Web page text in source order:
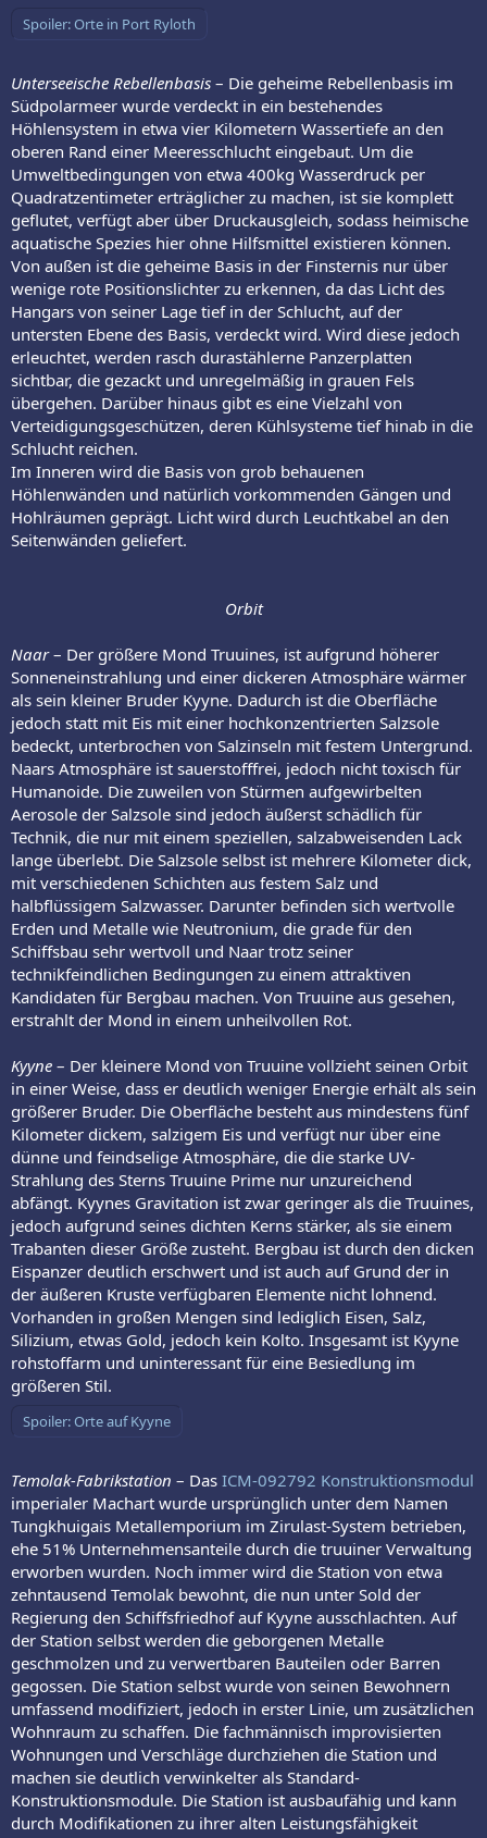
Spoiler:Orte in Port Ryloth
Unterseeische Rebellenbasis – Die geheime Rebellenbasis im
Südpolarmeer wurde verdeckt in ein bestehendes
Höhlensystem in etwa vier Kilometern Wassertiefe an den
oberen Rand einer Meeresschlucht eingebaut. Um die
Umweltbedingungen von etwa 400kg Wasserdruck per
Quadratzentimeter erträglicher zu machen, ist sie komplett
geflutet, verfügt aber über Druckausgleich, sodass heimische
aquatische Spezies hier ohne Hilfsmittel existieren können.
Von außen ist die geheime Basis in der Finsternis nur über
wenige rote Positionslichter zu erkennen, da das Licht des
Hangars von seiner Lage tief in der Schlucht, auf der
untersten Ebene des Basis, verdeckt wird. Wird diese jedoch
erleuchtet, werden rasch durastählerne Panzerplatten
sichtbar, die gezackt und unregelmäßig in grauen Fels
übergehen. Darüber hinaus gibt es eine Vielzahl von
Verteidigungsgeschützen, deren Kühlsysteme tief hinab in die
Schlucht reichen.
Im Inneren wird die Basis von grob behauenen
Höhlenwänden und natürlich vorkommenden Gängen und
Hohlräumen geprägt. Licht wird durch Leuchtkabel an den
Seitenwänden geliefert.
Orbit
Naar– Der größere Mond Truuines, ist aufgrund höherer
Sonneneinstrahlung und einer dickeren Atmosphäre wärmer
als sein kleiner Bruder Kyyne. Dadurch ist die Oberfläche
jedoch statt mit Eis mit einer hochkonzentrierten Salzsole
bedeckt, unterbrochen von Salzinseln mit festem Untergrund.
Naars Atmosphäre ist sauerstofffrei, jedoch nicht toxisch für
Humanoide. Die zuweilen von Stürmen aufgewirbelten
Aerosole der Salzsole sind jedoch äußerst schädlich für
Technik, die nur mit einem speziellen, salzabweisenden Lack
lange überlebt. Die Salzsole selbst ist mehrere Kilometer dick,
mit verschiedenen Schichten aus festem Salz und
halbflüssigem Salzwasser. Darunter befinden sich wertvolle
Erden und Metalle wie Neutronium, die grade für den
Schiffsbau sehr wertvoll und Naar trotz seiner
technikfeindlichen Bedingungen zu einem attraktiven
Kandidaten für Bergbau machen. Von Truuine aus gesehen,
erstrahlt der Mond in einem unheilvollen Rot.
Kyyne – Der kleinere Mond von Truuine vollzieht seinen Orbit
in einer Weise, dass er deutlich weniger Energie erhält als sein
größerer Bruder. Die Oberfläche besteht aus mindestens fünf
Kilometer dickem, salzigem Eis und verfügt nur über eine
dünne und feindselige Atmosphäre, die die starke UV-
Strahlung des Sterns Truuine Prime nur unzureichend
abfängt. Kyynes Gravitation ist zwar geringer als die Truuines,
jedoch aufgrund seines dichten Kerns stärker, als sie einem
Trabanten dieser Größe zusteht. Bergbau ist durch den dicken
Eispanzer deutlich erschwert und ist auch auf Grund der in
der äußeren Kruste verfügbaren Elemente nicht lohnend.
Vorhanden in großen Mengen sind lediglich Eisen, Salz,
Silizium, etwas Gold, jedoch kein Kolto. Insgesamt ist Kyyne
rohstoffarm und uninteressant für eine Besiedlung im
größeren Stil.
Spoiler:Orte auf Kyyne
Temolak-Fabrikstation – Das ICM-092792 Konstruktionsmodul
imperialer Machart wurde ursprünglich unter dem Namen
Tungkhuigais Metallemporium im Zirulast-System betrieben,
ehe 51% Unternehmensanteile durch die truuiner Verwaltung
erworben wurden. Noch immer wird die Station von etwa
zehntausend Temolak bewohnt, die nun unter Sold der
Regierung den Schiffsfriedhof auf Kyyne ausschlachten. Auf
der Station selbst werden die geborgenen Metalle
geschmolzen und zu verwertbaren Bauteilen oder Barren
gegossen. Die Station selbst wurde von seinen Bewohnern
umfassend modifiziert, jedoch in erster Linie, um zusätzlichen
Wohnraum zu schaffen. Die fachmännisch improvisierten
Wohnungen und Verschläge durchziehen die Station und
machen sie deutlich verwinkelter als Standard-
Konstruktionsmodule. Die Station ist ausbaufähig und kann
durch Modifikationen zu ihrer alten Leistungsfähigkeit